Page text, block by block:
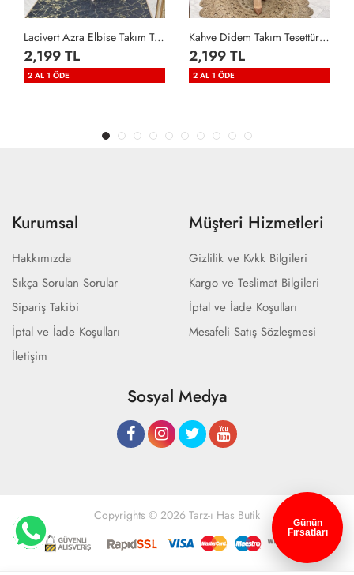
Lacivert Azra Elbise Takım Tesettür Giyim Lacivert
2,199 TL
2 AL 1 ÖDE
Kahve Didem Takım Tesettür Giyim Kahverengi
2,199 TL
2 AL 1 ÖDE
Kurumsal
Hakkımızda
Sıkça Sorulan Sorular
Sipariş Takibi
İptal ve İade Koşulları
İletişim
Müşteri Hizmetleri
Gizlilik ve Kvkk Bilgileri
Kargo ve Teslimat Bilgileri
İptal ve İade Koşulları
Mesafeli Satış Sözleşmesi
Sosyal Medya
Copyrights © 2026 Tarz-ı Has Butik
Günün
Fırsatları